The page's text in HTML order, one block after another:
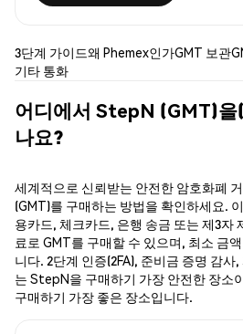
3단계 가이드왜 Phemex인가GMT 보관
기타 통화
어디에서 StepN (GMT)을
나요?
세계적으로 신뢰받는 안전한 암호화폐
(GMT)를 구매하는 방법을 확인하세요.
용카드, 체크카드, 은행 송금 또는 제3자
료로 GMT를 구매할 수 있으며, 최소 금
니다. 2단계 인증(2FA), 준비금 증명 감
는 StepN을 구매하기 가장 안전한 장소
구매하기 가장 좋은 장소입니다.